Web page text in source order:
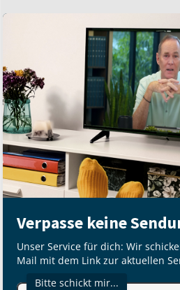
Verpasse keine
Unser Service für dich: Wir
Mail mit dem Link zur aktuellen
Bitte schickt mir...